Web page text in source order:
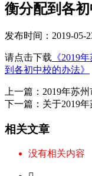
衡分配到各
发布时间： 2019-05-
请点击下载 《2019
到各初中校的办法》
上一篇： 2019年苏
下一篇： 关于2019
相关文章
没有相关内容